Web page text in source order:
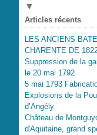
▼
Articles récents
LES ANCIENS
CHARENTE DE
Suppression de la
le 20 mai 1792
5 mai 1793
Explosions de la
d’Angély
Château de
d'Aquitaine, grand